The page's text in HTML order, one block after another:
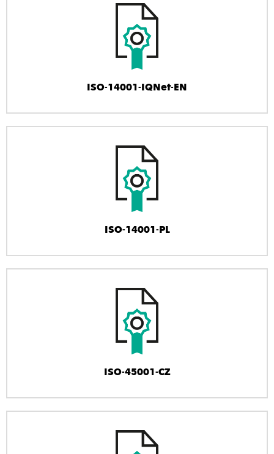
ISO-14001-IQNet-EN
ISO-14001-PL
ISO-45001-CZ